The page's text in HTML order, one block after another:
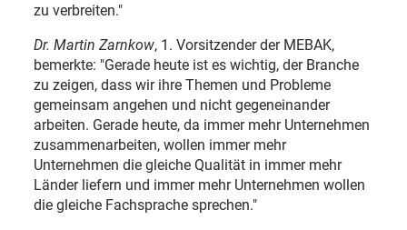
zu verbreiten."
Dr. Martin Zarnkow, 1. Vorsitzender der MEBAK,
bemerkte: "Gerade heute ist es wichtig, der Branche
zu zeigen, dass wir ihre Themen und Probleme
gemeinsam angehen und nicht gegeneinander
arbeiten. Gerade heute, da immer mehr Unternehmen
zusammenarbeiten, wollen immer mehr
Unternehmen die gleiche Qualität in immer mehr
Länder liefern und immer mehr Unternehmen wollen
die gleiche Fachsprache sprechen."